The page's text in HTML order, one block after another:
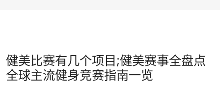
健美比赛有几个项目;健美赛事全盘点
全球主流健身竞赛指南一览